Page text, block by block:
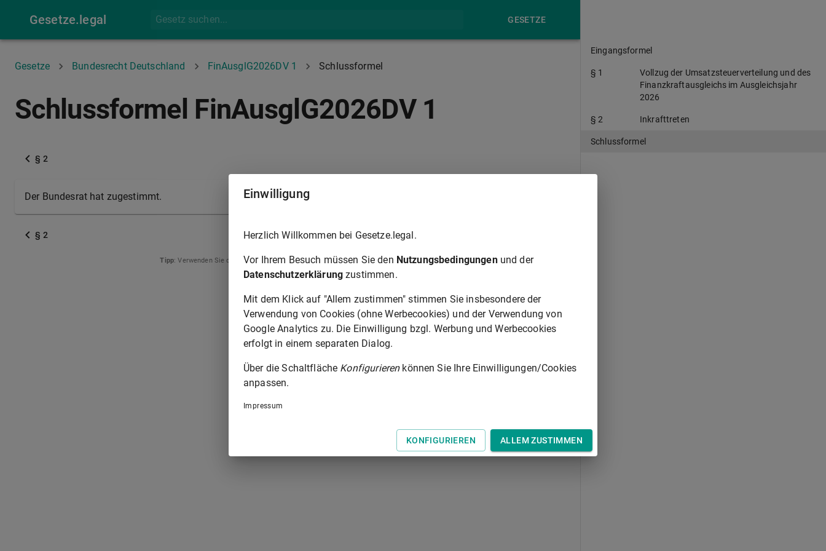
Gesetze.legal GESETZE
Gesetze Bundesrecht Deutschland FinAusglG2026DV 1 Schlussformel
Schlussformel FinAusglG2026DV 1
§ 2
Der Bundesrat hat zugestimmt.
§ 2
Tipp: Verwenden Sie die Pfeiltasten der Tastatur zur Navigation zwischen Normen.
Eingangsformel
§ 1
Vollzug der Umsatzsteuerverteilung und des
Finanzkraftausgleichs im Ausgleichsjahr
2026
§ 2 Inkrafttreten
Schlussformel
Einwilligung
Herzlich Willkommen bei Gesetze.legal.
Vor Ihrem Besuch müssen Sie den Nutzungsbedingungenund der
Datenschutzerklärung zustimmen.
Mit dem Klick auf "Allem zustimmen" stimmen Sie insbesondere der
Verwendung von Cookies (ohne Werbecookies) und der Verwendung von
Google Analytics zu. Die Einwilligung bzgl. Werbung und Werbecookies
erfolgt in einem separaten Dialog.
Über die Schaltfläche Konfigurierenkönnen Sie Ihre Einwilligungen/Cookies
anpassen.
Impressum
KONFIGURIEREN ALLEM ZUSTIMMEN